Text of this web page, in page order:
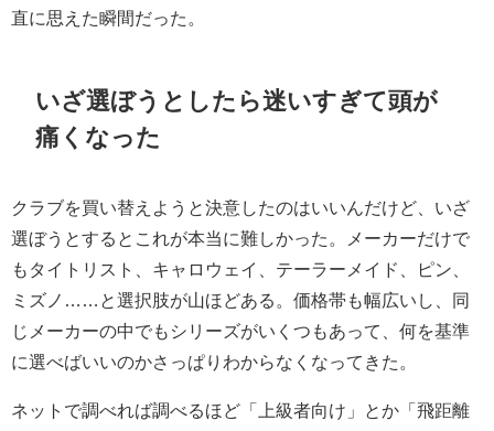
直に思えた瞬間だった。
いざ選ぼうとしたら迷いすぎて頭が
痛くなった
クラブを買い替えようと決意したのはいいんだけど、いざ
選ぼうとするとこれが本当に難しかった。メーカーだけで
もタイトリスト、キャロウェイ、テーラーメイド、ピン、
ミズノ……と選択肢が山ほどある。価格帯も幅広いし、同
じメーカーの中でもシリーズがいくつもあって、何を基準
に選べばいいのかさっぱりわからなくなってきた。
ネットで調べれば調べるほど「上級者向け」とか「飛距離